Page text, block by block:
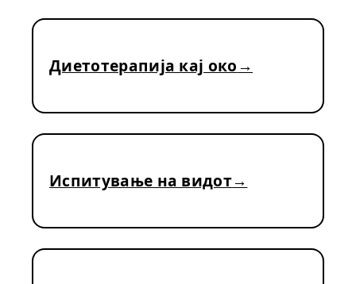
Диетотерапија кај око
Испитување на видот